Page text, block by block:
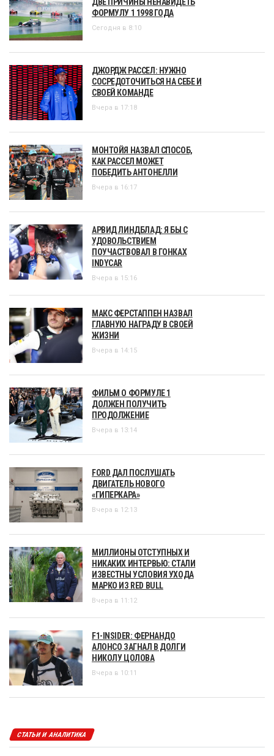
ФОРМУЛУ 1 1998 ГОДА
Сегодня в 8:10
ДЖОРДЖ РАССЕЛ: НУЖНО
СОСРЕДОТОЧИТЬСЯ НА СЕБЕ И
СВОЕЙ КОМАНДЕ
Вчера в 17:18
МОНТОЙЯ НАЗВАЛ СПОСОБ,
КАК РАССЕЛ МОЖЕТ
ПОБЕДИТЬ АНТОНЕЛЛИ
Вчера в 16:17
АРВИД ЛИНДБЛАД: Я БЫ С
УДОВОЛЬСТВИЕМ
ПОУЧАСТВОВАЛ В ГОНКАХ
INDYCAR
Вчера в 15:16
МАКС ФЕРСТАППЕН НАЗВАЛ
ГЛАВНУЮ НАГРАДУ В СВОЕЙ
ЖИЗНИ
Вчера в 14:15
ФИЛЬМ О ФОРМУЛЕ 1
ДОЛЖЕН ПОЛУЧИТЬ
ПРОДОЛЖЕНИЕ
Вчера в 13:14
FORD ДАЛ ПОСЛУШАТЬ
ДВИГАТЕЛЬ НОВОГО
«ГИПЕРКАРА»
Вчера в 12:13
МИЛЛИОНЫ ОТСТУПНЫХ И
НИКАКИХ ИНТЕРВЬЮ: СТАЛИ
ИЗВЕСТНЫ УСЛОВИЯ УХОДА
МАРКО ИЗ RED BULL
Вчера в 11:12
F1-INSIDER: ФЕРНАНДО
АЛОНСО ЗАГНАЛ В ДОЛГИ
НИКОЛУ ЦОЛОВА
Вчера в 10:11
СТАТЬИ И АНАЛИТИКА